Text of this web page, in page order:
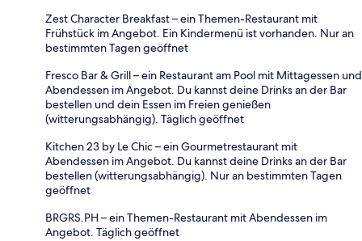
Zest Character Breakfast – ein Themen-Restaurant mit
Frühstück im Angebot. Ein Kindermenü ist vorhanden. Nur an
bestimmten Tagen geöffnet
Fresco Bar & Grill – ein Restaurant am Pool mit Mittagessen und
Abendessen im Angebot. Du kannst deine Drinks an der Bar
bestellen und dein Essen im Freien genießen
(witterungsabhängig). Täglich geöffnet
Kitchen 23 by Le Chic – ein Gourmetrestaurant mit
Abendessen im Angebot. Du kannst deine Drinks an der Bar
bestellen (witterungsabhängig). Nur an bestimmten Tagen
geöffnet
BRGRS.PH – ein Themen-Restaurant mit Abendessen im
Angebot. Täglich geöffnet